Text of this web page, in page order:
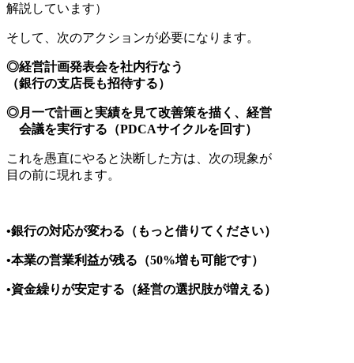
解説しています）
そして、次のアクションが必要になります。
◎経営計画発表会を社内行なう
（銀行の支店長も招待する）
◎月一で計画と実績を見て改善策を描く、経営
会議を実行する（PDCAサイクルを回す）
これを愚直にやると決断した方は、次の現象が
目の前に現れます。
•銀行の対応が変わる（もっと借りてください）
•本業の営業利益が残る（50%増も可能です）
•資金繰りが安定する（経営の選択肢が増える）